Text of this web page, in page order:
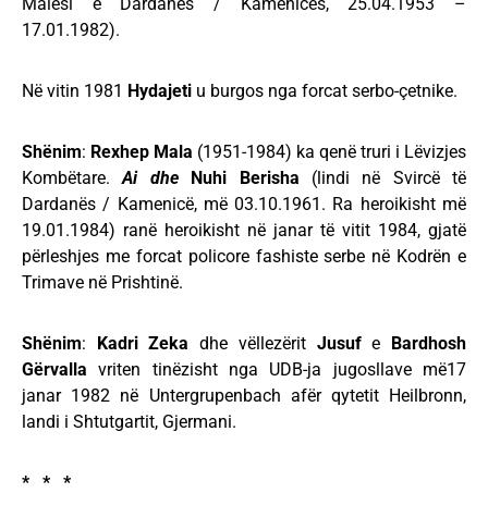
17.01.1982).
Në vitin 1981 Hydajeti u burgos nga forcat serbo-çetnike.
Shënim: Rexhep Mala (1951-1984) ka qenë truri i Lëvizjes
Kombëtare.Ai dhe Nuhi Berisha (lindi në Svircë të
Dardanës / Kamenicë, më 03.10.1961. Ra heroikisht më
19.01.1984) ranë heroikisht në janar të vitit 1984, gjatë
përleshjes me forcat policore fashiste serbe në Kodrën e
Trimave në Prishtinë.
Shënim: Kadri Zekadhe vëllezëritJusufe Bardhosh
Gërvalla vriten tinëzisht nga UDB-ja jugosllave më17
janar 1982 në Untergrupenbach afër qytetit Heilbronn,
landi i Shtutgartit, Gjermani.
* * *